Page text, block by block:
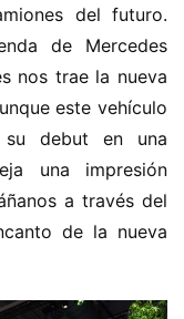
del futuro.
de Mercedes
nos trae la nueva
este vehículo
su debut en una
una impresión
a través del
de la nueva